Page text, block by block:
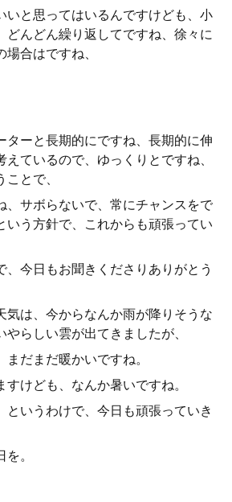
いと思ってはいるんですけども、小
どんどん繰り返してですね、徐々に
合はですね、
ターと長期的にですね、長期的に伸
ているので、ゆっくりとですね、
とで、
、サボらないで、常にチャンスをで
いう方針で、これからも頑張ってい
、今日もお聞きくださりありがとう
気は、今からなんか雨が降りそうな
らしい雲が出てきましたが、
まだまだ暖かいですね。
けども、なんか暑いですね。
というわけで、今日も頑張っていき
。